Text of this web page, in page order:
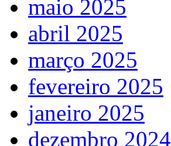
maio 2025
abril 2025
março 2025
fevereiro 2025
janeiro 2025
dezembro 2024